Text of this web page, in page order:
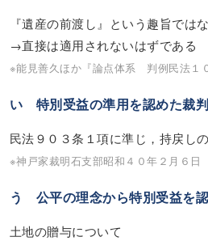
『遺産の前渡し』という趣旨では
→直接は適用されないはずである
※能見善久ほか『論点体系 判例民法１
い 特別受益の準用を認めた裁
民法９０３条１項に準じ，持戻し
※神戸家裁明石支部昭和４０年２月６日
う 公平の理念から特別受益を
土地の贈与について